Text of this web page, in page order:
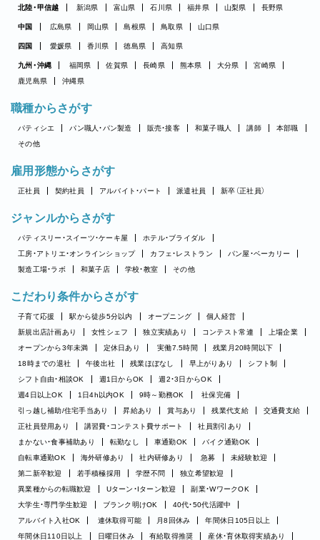
北陸・甲信越 新潟県 富山県 石川県 福井県 山梨県 長野県
中国 広島県 岡山県 島根県 鳥取県 山口県
四国 愛媛県 香川県 徳島県 高知県
九州・沖縄 福岡県 佐賀県 長崎県 熊本県 大分県
宮崎県
鹿児島県
沖縄県
職種からさがす
パティシエ パン職人・パン製造 販売・接客 和菓子職人 講師
本部職
その他
雇用形態からさがす
正社員 契約社員 アルバイト・パート 派遣社員 新卒（正社員）
ジャンルからさがす
パティスリー・スイーツ・ケーキ屋
ホテル・ブライダル
工房・アトリエ・オンラインショップ
カフェ・レストラン
パン屋・ベーカリー
製造工場・ラボ
和菓子店 学校・教室 その他
こだわり条件からさがす
子育て応援 駅から徒歩5分以内 オープニング
個人経営
新規出店計画あり
女性シェフ 独立実績あり コンテスト常連
上場企業
オープンから3年未満
定休日あり 実働7.5時間
残業月20時間以下
18時までの退社
午後出社 残業ほぼなし 早上がりあり
シフト制
シフト自由・相談OK
週1日からOK
週2・3日からOK
週4日以上OK
1日4h以内OK 9時～勤務OK
社保完備
引っ越し補助/住宅手当あり
昇給あり 賞与あり 残業代支給
交通費支給
正社員登用あり
講習費・コンテスト費サポート
社員割引あり
まかない・食事補助あり
転勤なし 車通勤OK
バイク通勤OK
自転車通勤OK
海外研修あり 社内研修あり 急募
未経験歓迎
第二新卒歓迎
若手積極採用 学歴不問
独立希望歓迎
異業種からの転職歓迎
Uターン・Iターン歓迎
副業・WワークOK
大学生・専門学生歓迎
ブランク明けOK
40代・50代活躍中
アルバイト入社OK
連休取得可能 月8回休み
年間休日105日以上
年間休日110日以上
日曜日休み 有給取得推奨
産休・育休取得実績あり